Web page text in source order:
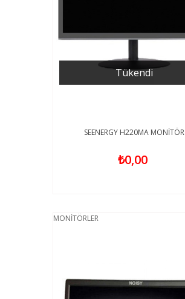
Tükendi
SEENERGY H220MA MONİTÖR
₺0,00
MONİTÖRLER